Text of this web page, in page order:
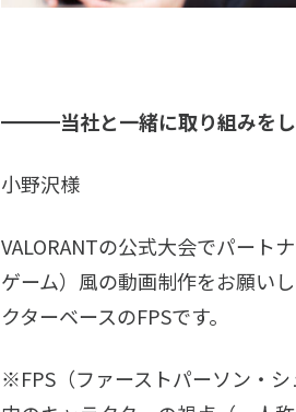
━━━当社と一緒に取り組みをし
小野沢様
VALORANTの公式大会でパート
ゲーム）風の動画制作をお願い
クターベースのFPSです。
※FPS（ファーストパーソン・